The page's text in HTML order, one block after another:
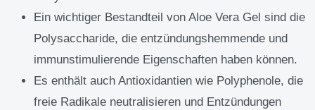
Ein wichtiger Bestandteil von Aloe Vera Gel sind die
Polysaccharide, die entzündungshemmende und
immunstimulierende Eigenschaften haben können.
Es enthält auch Antioxidantien wie Polyphenole, die
freie Radikale neutralisieren und Entzündungen